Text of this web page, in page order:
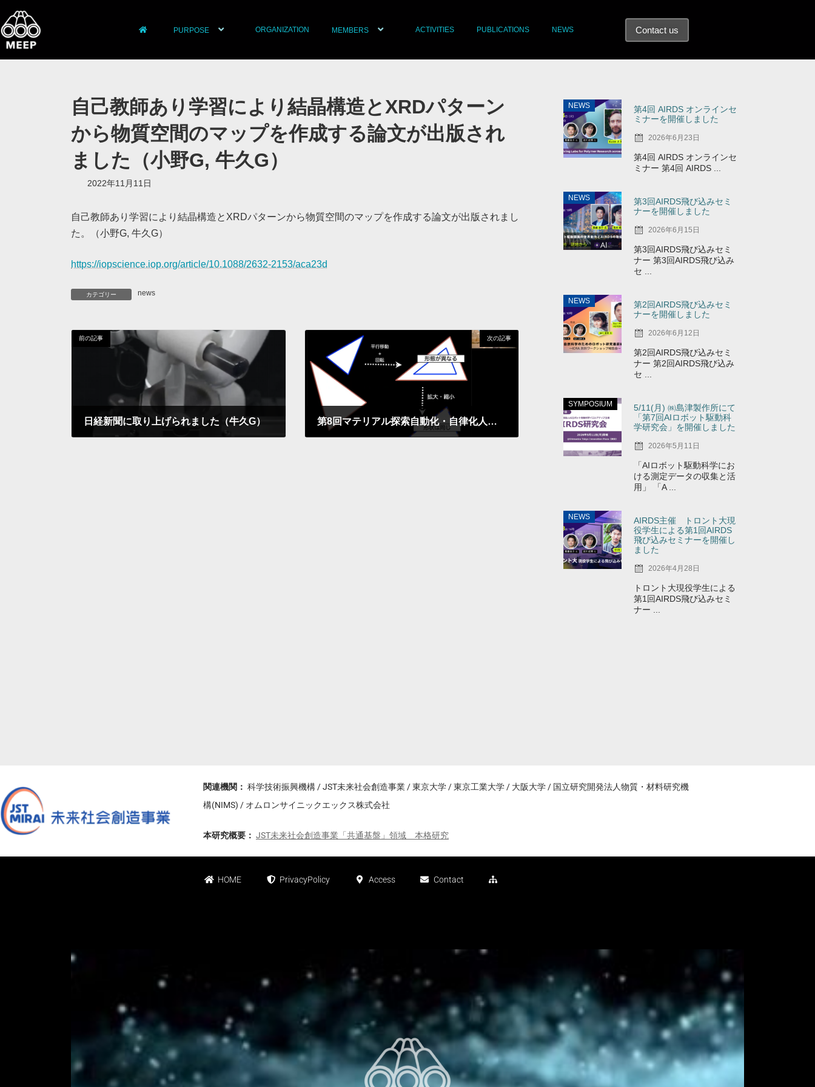
PURPOSE ORGANIZATION MEMBERS ACTIVITIES PUBLICATIONS NEWS Contact us
自己教師あり学習により結晶構造とXRDパターン
から物質空間のマップを作成する論文が出版され
ました（小野G, 牛久G）
2022年11月11日
自己教師あり学習により結晶構造とXRDパターンから物質空間のマップを作成する論文が出版されまし
た。（小野G, 牛久G）
https://iopscience.iop.org/article/10.1088/2632-2153/aca23d
カテゴリー news
前の記事
日経新聞に取り上げられました（牛久G）
次の記事
第8回マテリアル探索自動化・自律化人材育成セミナー 第1部を開催しました
NEWS
第4回 AIRDS オンラインセ
ミナーを開催しました
2026年6月23日
第4回 AIRDS オンラインセ
ミナー 第4回 AIRDS ...
NEWS
第3回AIRDS飛び込みセミ
ナーを開催しました
2026年6月15日
第3回AIRDS飛び込みセミ
ナー 第3回AIRDS飛び込み
セ ...
NEWS
第2回AIRDS飛び込みセミ
ナーを開催しました
2026年6月12日
第2回AIRDS飛び込みセミ
ナー 第2回AIRDS飛び込み
セ ...
SYMPOSIUM
5/11(月) ㈱島津製作所にて
「第7回AIロボット駆動科
学研究会」を開催しました
2026年5月11日
「AIロボット駆動科学にお
ける測定データの収集と活
用」 「A ...
NEWS
AIRDS主催 トロント大現
役学生による第1回AIRDS
飛び込みセミナーを開催し
ました
2026年4月28日
トロント大現役学生による
第1回AIRDS飛び込みセミ
ナー ...
関連機関： 科学技術振興機構 / JST未来社会創造事業 / 東京大学 / 東京工業大学 / 大阪大学 / 国立研究開発法人物質・材料研究機
構(NIMS) / オムロンサイニックエックス株式会社
本研究概要： JST未来社会創造事業「共通基盤」領域 本格研究
HOME PrivacyPolicy Access Contact